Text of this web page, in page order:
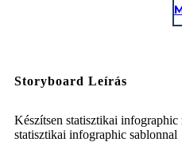
Storyboard Leírás
Készítsen statisztikai infographic
statisztikai infographic sablonnal